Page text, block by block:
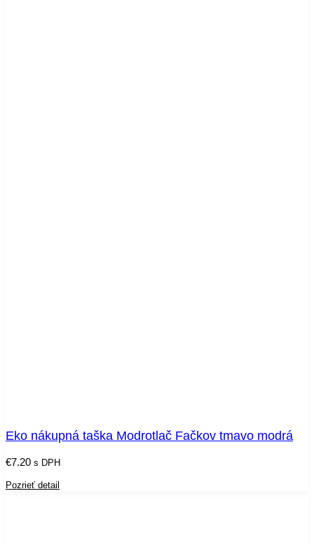
Eko nákupná taška Modrotlač Fačkov tmavo modrá
€7.20 s DPH
Pozrieť detail